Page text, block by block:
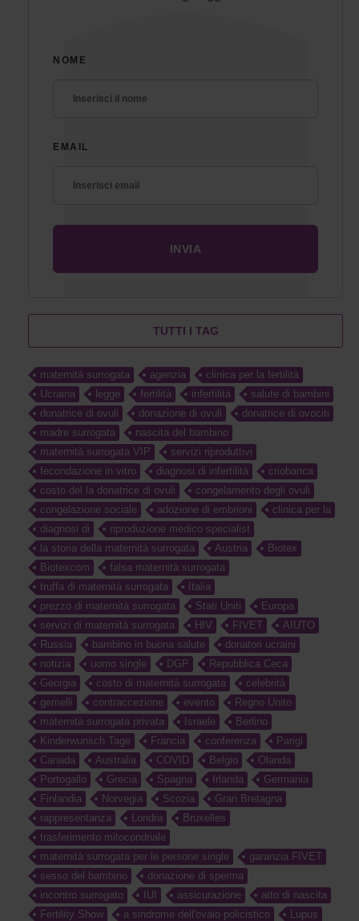
NOME
EMAIL
TUTTI I TAG
maternità surrogata agenzia
clinica per la fertilità
Ucraina
legge fertilità infertilità
salute di bambini
donatrice di ovuli
donazione di ovuli
donatrice di ovociti
madre surrogata
nascita del bambino
maternità surrogata VIP
servizi riproduttivi
fecondazione in vitro
diagnosi di infertilità
criobanca
costo del la donatrice di ovuli
congelamento degli ovuli
congelazione sociale
adozione di embrioni
clinica per la
diagnosi di
riproduzione medico specialist
la storia della maternità surrogata
Austria
Biotex
Biotexcom
falsa maternità surrogata
truffa di maternità surrogata
Italia
prezzo di maternità surrogata
Stati Uniti
Europa
servizi di maternità surrogata
HIV FIVET
AIUTO
Russia
bambino in buona salute
donatori ucraini
notizia
uomo single DGP
Repubblica Ceca
Georgia
costo di maternità surrogata
celebrità
gemelli
contraccezione evento
Regno Unito
maternità surrogata privata
Israele
Berlino
Kinderwunsch Tage
Francia conferenza
Parigi
Canada
Australia COVID Belgio
Olanda
Portogallo
Grecia Spagna Irlanda
Germania
Finlandia
Norvegia Scozia
Gran Bretagna
rappresentanza
Londra
Bruxelles
trasferimento mitocondriale
maternità surrogata per le persone single
garanzia FIVET
sesso del bambino
donazione di sperma
incontro surrogato
IUI assicurazione
atto di nascita
Fertility Show
a sindrome dell'ovaio policistico
Lupus